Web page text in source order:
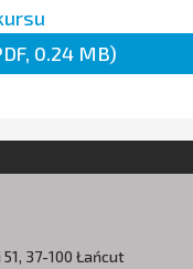
0.24 MB)
37-100 Łańcut